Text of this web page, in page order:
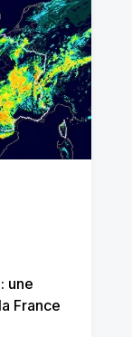
une
France